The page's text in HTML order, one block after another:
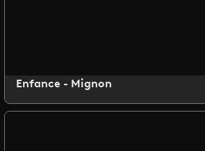
Enfance - Mignon